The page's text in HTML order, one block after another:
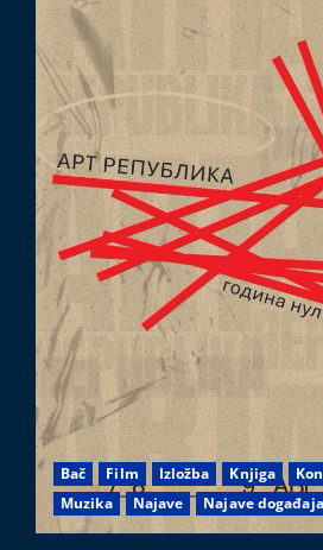
Bač Film Izložba Knjiga
Muzika
Najave Najave događaja